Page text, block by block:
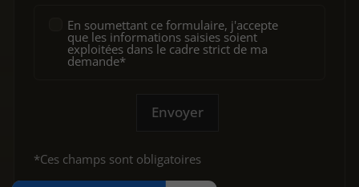
En soumettant ce formulaire, j'accepte
que les informations saisies soient
exploitées dans le cadre strict de ma
demande*
Envoyer
*Ces champs sont obligatoires